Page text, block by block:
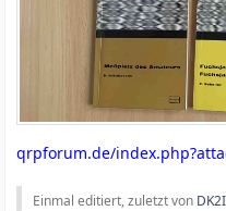
qrpforum.de/
Einmal editiert, zuletzt von